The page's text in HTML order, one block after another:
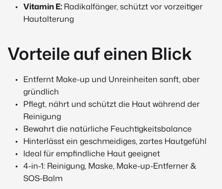
Vitamin E: Radikalfänger, schützt vor vorzeitiger
Hautalterung
Vorteile auf einen Blick
Entfernt Make-up und Unreinheiten sanft, aber
gründlich
Pflegt, nährt und schützt die Haut während der
Reinigung
Bewahrt die natürliche Feuchtigkeitsbalance
Hinterlässt ein geschmeidiges, zartes Hautgefühl
Ideal für empfindliche Haut geeignet
4-in-1: Reinigung, Maske, Make-up-Entferner &
SOS-Balm